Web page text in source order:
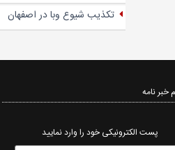
تکذیب شیوع وبا در اصفهان
خبر نامه‌
پست الکترونیکی خود را وارد نمایید